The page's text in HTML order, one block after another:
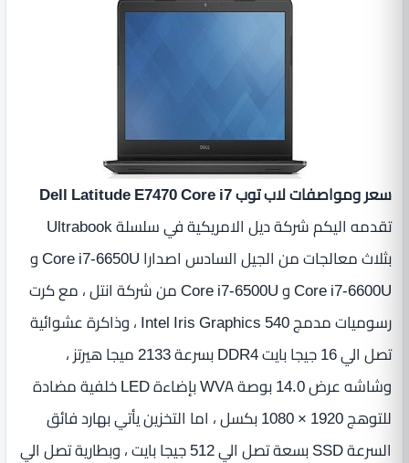
سعر ومواصفات لاب توب Dell Latitude E7470 Core i7
تقدمه اليكم شركة ديل الامريكية في سلسلة Ultrabook
بثلاث معالجات من الجيل السادس اصدارا Core i7-6650U و
Core i7-6600U و Core i7‎-6500U من شركة انتل ، مع كرت
رسوميات مدمج Intel Iris Graphics 540 ، وذاكرة عشوائية
تصل الي 16 جيجا بايت DDR4 بسرعة 2133 ميجا هيرتز ،
وشاشه عرض 14.0 بوصة WVA بإضاءة LED‏ خلفية مضادة
للتوهج 1920‏ ‏×‏ 1080 بكسل ، اما التخزين يأتي بهارد فائق
السرعة SSD بسعة تصل الي 512 جيجا بايت ، وبطارية تصل الي